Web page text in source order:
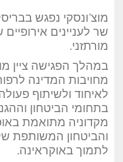
מוצ'ונסקי נפגש
שר לעניינים
מורתזני.
במהלך הפגישה ציין
מחויבות המדינה
לאיחוד ולשיתוף
בתחומי הביטחון
מקדוניה מתואמת
והביטחון המשותפת
לתמוך באוקראינה.